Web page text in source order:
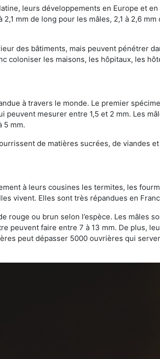
leurs développements en Europe et en
mm de long pour les mâles, 2,1 à 2,6
des bâtiments, mais peuvent pénétrer
coloniser les maisons, les hôpitaux, les
à travers le monde. Le premier
mesurer entre 1,5 et 2 mm. Les
5 mm.
de matières sucrées, de viandes et
à leurs cousines les termites, les
vivent. Elles sont très répandues en
rouge ou brun selon l’espèce. Les mâles
peuvent faire entre 7 à 13 mm. De plus,
peut dépasser 5000 ouvrières qui